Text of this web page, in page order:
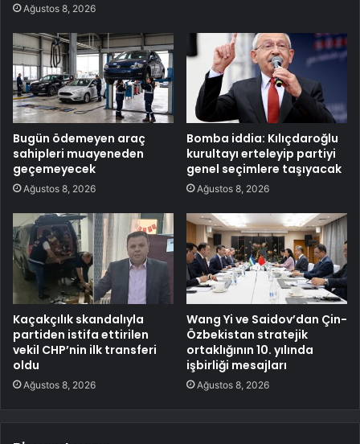
Ağustos 8, 2026
Bugün ödemeyen araç
sahipleri muayeneden
geçemeyecek
Ağustos 8, 2026
Bomba iddia: Kılıçdaroğlu
kurultayı erteleyip partiyi
genel seçimlere taşıyacak
Ağustos 8, 2026
Kaçakçılık skandalıyla
partiden istifa ettirilen
vekil CHP’nin ilk transferi
oldu
Ağustos 8, 2026
Wang Yi ve Saidov’dan Çin-
Özbekistan stratejik
ortaklığının 10. yılında
işbirliği mesajları
Ağustos 8, 2026